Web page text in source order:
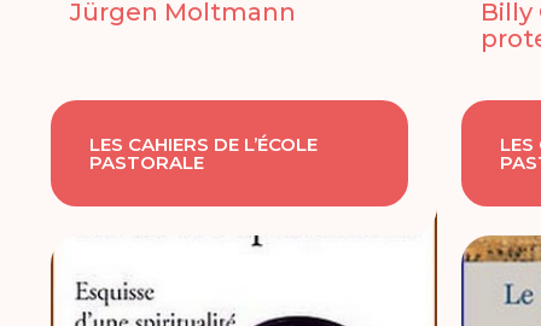
Jürgen Moltmann
Billy
LES CAHIERS DE L’ÉCOLE
PASTORALE
LES